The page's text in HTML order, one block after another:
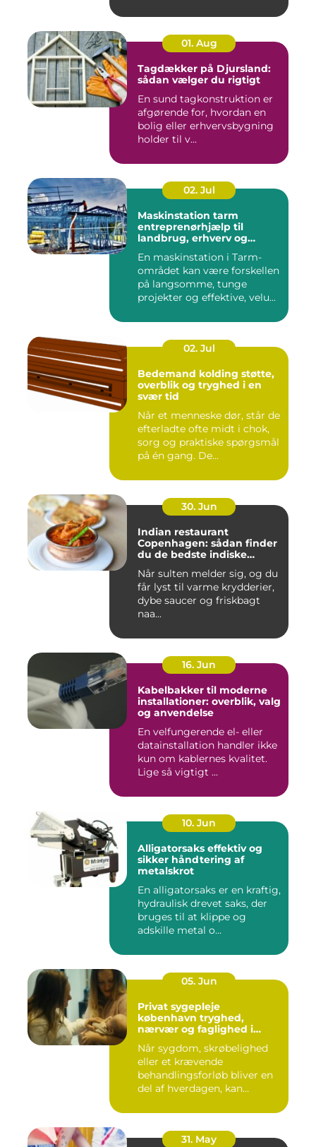
01. Aug
Tagdækker på Djursland:
sådan vælger du rigtigt
En sund tagkonstruktion er
afgørende for, hvordan en
bolig eller erhvervsbygning
holder til v...
02. Jul
Maskinstation tarm
entreprenørhjælp til
landbrug, erhverv og
En maskinstation i Tarm-
området kan være forskellen
på langsomme, tunge
projekter og effektive, velu...
02. Jul
Bedemand kolding støtte,
overblik og tryghed i en
svær tid
Når et menneske dør, står de
efterladte ofte midt i chok,
sorg og praktiske spørgsmål
på én gang. De...
30. Jun
Indian restaurant
Copenhagen: sådan finder
du de bedste indiske
Når sulten melder sig, og du
får lyst til varme krydderier,
dybe saucer og friskbagt
naa...
16. Jun
Kabelbakker til moderne
installationer: overblik, valg
og anvendelse
En velfungerende el- eller
datainstallation handler ikke
kun om kablernes kvalitet.
Lige så vigtigt ...
10. Jun
Alligatorsaks effektiv og
sikker håndtering af
metalskrot
En alligatorsaks er en kraftig,
hydraulisk drevet saks, der
bruges til at klippe og
adskille metal o...
05. Jun
Privat sygepleje
københavn tryghed,
nærvær og faglighed i
Når sygdom, skrøbelighed
eller et krævende
behandlingsforløb bliver en
del af hverdagen, kan
31. May